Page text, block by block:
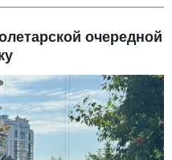
очередной